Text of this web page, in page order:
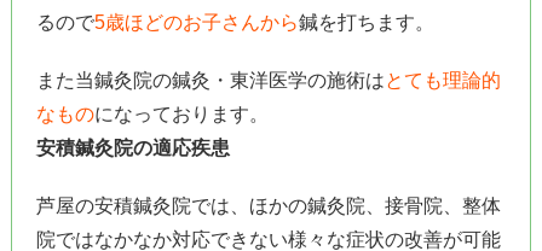
るので5歳ほどのお子さんから鍼を打ちます。
また当鍼灸院の鍼灸・東洋医学の施術はとても理論的
なものになっております。
安積鍼灸院の適応疾患
芦屋の安積鍼灸院では、ほかの鍼灸院、接骨院、整体
院ではなかなか対応できない様々な症状の改善が可能